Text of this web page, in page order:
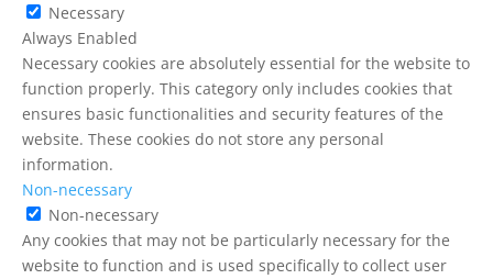
Necessary
Always Enabled
Necessary cookies are absolutely essential for the website to
function properly. This category only includes cookies that
ensures basic functionalities and security features of the
website. These cookies do not store any personal
information.
Non-necessary
Non-necessary
Any cookies that may not be particularly necessary for the
website to function and is used specifically to collect user